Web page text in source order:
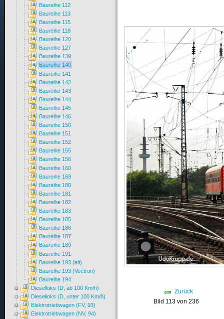
Zurück
Bild 113 von 236
Baureihe 112
Baureihe 113
Baureihe 115
Baureihe 118
Baureihe 120
Baureihe 127
Baureihe 139
Baureihe 140
Baureihe 141
Baureihe 142
Baureihe 143
Baureihe 144
Baureihe 145
Baureihe 146
Baureihe 150
Baureihe 151
Baureihe 152
Baureihe 155
Baureihe 156
Baureihe 160
Baureihe 169
Baureihe 180
Baureihe 181
Baureihe 182
Baureihe 183
Baureihe 185
Baureihe 186
Baureihe 187
Baureihe 189
Baureihe 191
Baureihe 193 (alt)
Baureihe 193 (Vectron)
Baureihe 194
Dieselloks (D, ab 100 Km/h)
Dieselloks (D, unter 100 Km/h)
Elektrotriebwagen (FV, 93)
Elektrotriebwagen (NV, 94)